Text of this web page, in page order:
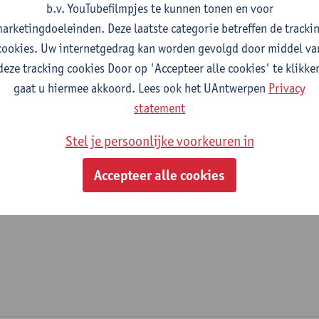
Faculteit Rechten - algemeen
Admin. & techn. personeel
administratief medewerker
b.v. YouTubefilmpjes te kunnen tonen en voor
Deze laatste categorie betreffen de
Uw internetgedrag kan worden gevolgd door middel
tracking cookies Door op 'Accepteer alle cookies' te
gaat u hiermee akkoord. Lees ook het UAntwerpen Privacy
statement
Stel je persoonlijke voorkeuren in
Accepteer alle cookies